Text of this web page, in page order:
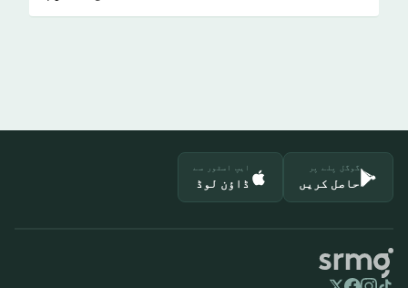
گوگل پلے پر
حاصل کریں
ایپ اسٹور سے
ڈاؤن لوڈ